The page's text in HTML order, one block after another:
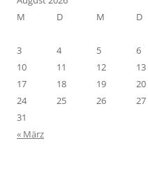
M
D M D
3
4 5 6
10
11 12 13
17
18 19 20
24
25 26 27
31
« März